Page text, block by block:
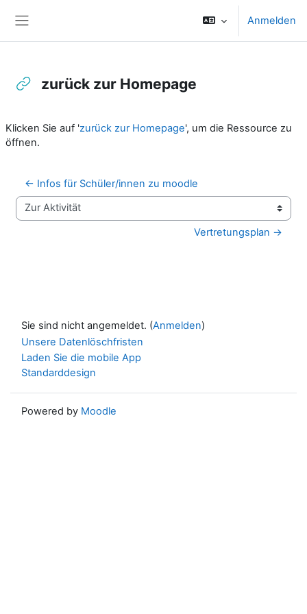
Anmelden
zurück zur Homepage
Klicken Sie auf 'zurück zur Homepage', um die Ressource zu
öffnen.
← Infos für Schüler/innen zu moodle
Zur Aktivität
Vertretungsplan →
Sie sind nicht angemeldet. (Anmelden)
Unsere Datenlöschfristen
Laden Sie die mobile App
Standarddesign
Powered by Moodle